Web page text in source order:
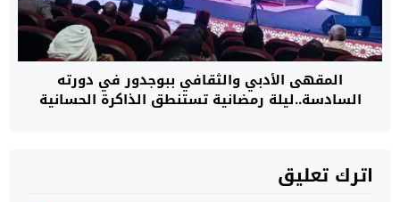
المقهى الأدبي والثقافي ببوجدور في دورته
السادسة..ليلة رمضانية تستنطق الذاكرة الحسانية
اترك تعليق